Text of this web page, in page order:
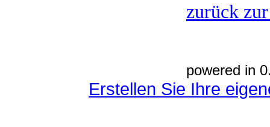
zurück
powered in
Erstellen Sie Ihre